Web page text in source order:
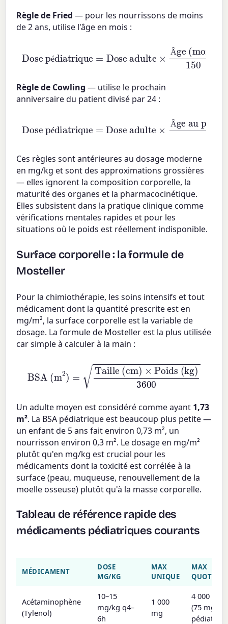
Règle de Fried — pour les nourrissons de moins
de 2 ans, utilise l'âge en mois :
é
Â
Dose adulte×
Règle de Cowling — utilise le prochain
anniversaire du patient divisé par 24 :
é
Â
Ces règles sont antérieures au dosage moderne
en mg/kg et sont des approximations grossières
— elles ignorent la composition corporelle, la
maturité des organes et la pharmacocinétique.
Elles subsistent dans la pratique clinique comme
vérifications mentales rapides et pour les
situations où le poids est réellement indisponible.
Surface corporelle : la formule de
Mosteller
Pour la chimiothérapie, les soins intensifs et tout
médicament dont la quantité prescrite est en
mg/m², la surface corporelle est la variable de
dosage. La formule de Mosteller est la plus utilisée
car simple à calculer à la main :
Taille (cm)×Poids (kg)3600
Un adulte moyen est considéré comme ayant 1,73
m². La BSA pédiatrique est beaucoup plus petite —
un enfant de 5 ans fait environ 0,73 m², un
nourrisson environ 0,3 m². Le dosage en mg/m²
plutôt qu'en mg/kg est crucial pour les
médicaments dont la toxicité est corrélée à la
surface (peau, muqueuse, renouvellement de la
moelle osseuse) plutôt qu'à la masse corporelle.
Tableau de référence rapide des
médicaments pédiatriques courants
MÉDICAMENT
DOSE
MG/KG
MAX
UNIQUE
MAX
Acétaminophène
(Tylenol)
10–15
mg/kg q4–
6h
1 000
mg
4 000 mg
(75 mg/kg